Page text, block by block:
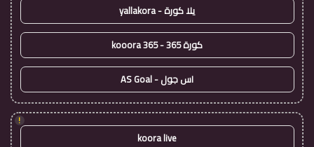
يلا كورة - yallakora
كورة 365 - kooora 365
اس جول - AS Goal
!
koora live